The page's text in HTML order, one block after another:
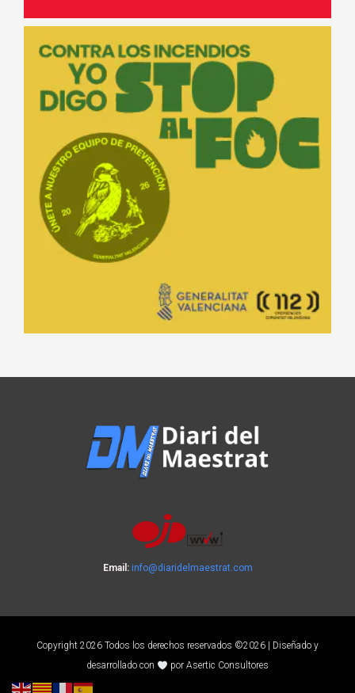
Email: info@diaridelmaestrat.com
Copyright 2026 Todos los derechos reservados ©2026 | Diseñado y
desarrollado con
por Asertic Consultores